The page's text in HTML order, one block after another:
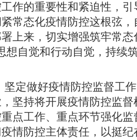
作的重要性和紧迫性，
常态化疫情防控这根弦
上来，切实增强筑牢常
想自觉和行动自觉，持续
坚定做好疫情防控监督工
坚持将开展疫情防控监
点工作、重点环节强化
情防控主体责任，以挺